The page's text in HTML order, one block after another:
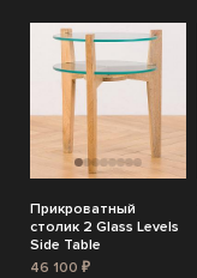
Прикроватный
столик 2 Glass Levels
Side Table
46 100 ₽